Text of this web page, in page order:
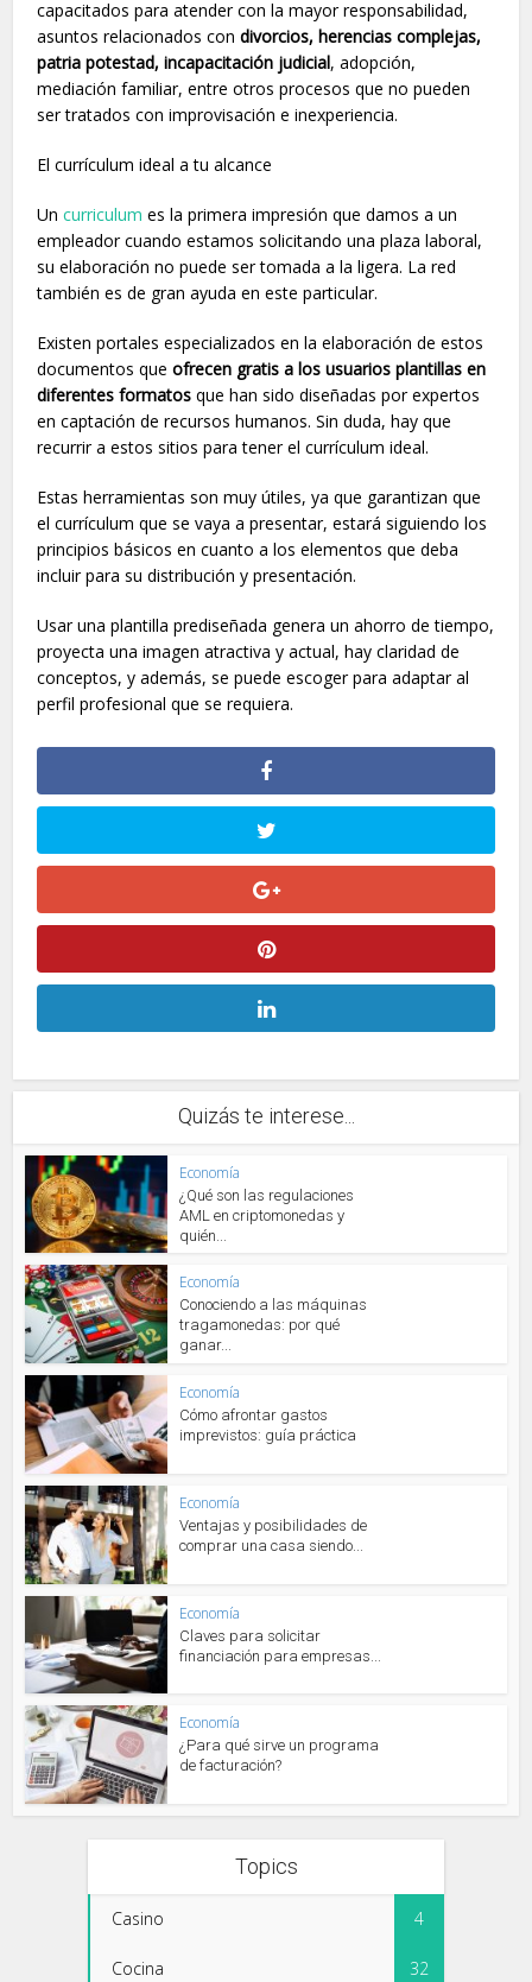
capacitados para atender con la mayor responsabilidad,
asuntos relacionados condivorcios, herencias complejas,
patria potestad, incapacitación judicial, adopción,
mediación familiar, entre otros procesos que no pueden
ser tratados con improvisación e inexperiencia.
El currículum ideal a tu alcance
Uncurriculum es la primera impresión que damos a un
empleador cuando estamos solicitando una plaza laboral,
su elaboración no puede ser tomada a la ligera. La red
también es de gran ayuda en este particular.
Existen portales especializados en la elaboración de estos
documentos que ofrecen gratis a los usuarios plantillas en
diferentes formatos que han sido diseñadas por expertos
en captación de recursos humanos. Sin duda, hay que
recurrir a estos sitios para tener el currículum ideal.
Estas herramientas son muy útiles, ya que garantizan que
el currículum que se vaya a presentar, estará siguiendo los
principios básicos en cuanto a los elementos que deba
incluir para su distribución y presentación.
Usar una plantilla prediseñada genera un ahorro de tiempo,
proyecta una imagen atractiva y actual, hay claridad de
conceptos, y además, se puede escoger para adaptar al
perfil profesional que se requiera.
Quizás te interese...
Economía
¿Qué son las regulaciones
AML en criptomonedas y
quién...
Economía
Conociendo a las máquinas
tragamonedas: por qué
ganar...
Economía
Cómo afrontar gastos
imprevistos: guía práctica
Economía
Ventajas y posibilidades de
comprar una casa siendo...
Economía
Claves para solicitar
financiación para empresas...
Economía
¿Para qué sirve un programa
de facturación?
Topics
Casino 4
Cocina 32